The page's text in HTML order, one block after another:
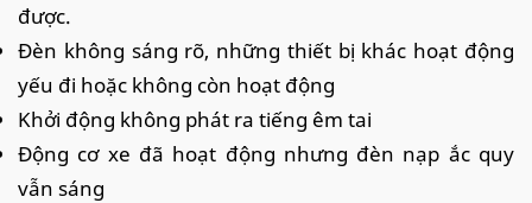
được.
Đèn không sáng rõ, những thiết bị khác hoạt động
yếu đi hoặc không còn hoạt động
Khởi động không phát ra tiếng êm tai
Động cơ xe đã hoạt động nhưng đèn nạp ắc quy
vẫn sáng